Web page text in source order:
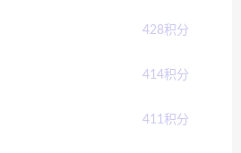
428积分
414积分
411 积分